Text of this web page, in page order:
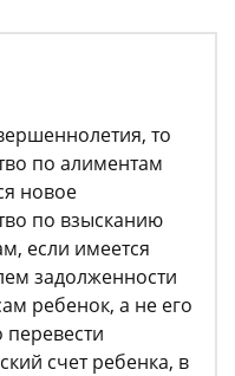
то
по алиментам
новое
по взысканию
если имеется
задолженности
ребенок, а не его
счет ребенка, в